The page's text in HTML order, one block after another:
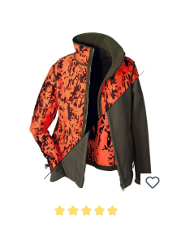
Bewerten